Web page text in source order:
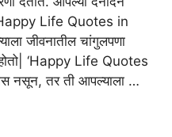
Life Quotes in
जीवनातील चांगुलपणा
‘Happy Life Quotes
नसून, तर ती आपल्याला …